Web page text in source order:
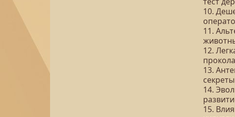
10.
11.
12.
13.
14.
15.